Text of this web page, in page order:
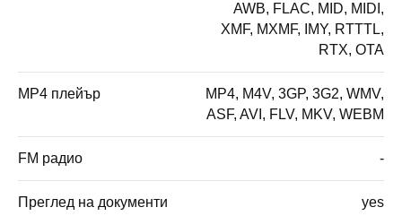
AWB, FLAC, MID, MIDI,
XMF, MXMF, IMY, RTTTL,
RTX, OTA
MP4 плейър
MP4, M4V, 3GP, 3G2, WMV,
ASF, AVI, FLV, MKV, WEBM
FM радио -
Преглед на документи yes